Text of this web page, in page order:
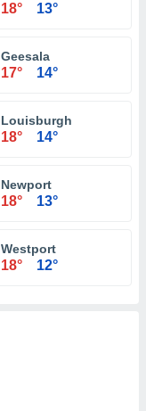
18° 13°
Geesala
17° 14°
Louisburgh
18° 14°
Newport
18° 13°
Westport
18° 12°